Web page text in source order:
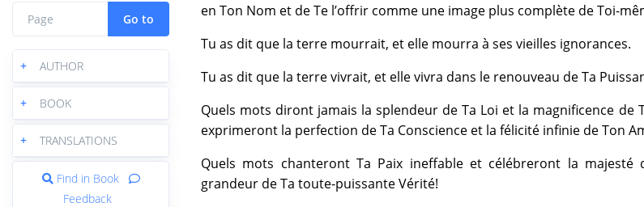
Go to
+ AUTHOR
+ BOOK
+ TRANSLATIONS
Find in Book
Feedback
en Ton Nom et de Te l’offrir comme une image plus complète de Toi-
Tu as dit que la terre mourrait, et elle mourra à ses vieilles ignorances.
Tu as dit que la terre vivrait, et elle vivra dans le renouveau de Ta
Quels mots diront jamais la splendeur de Ta Loi et la magnificence de
exprimeront la perfection de Ta Conscience et la félicité infinie de Ton
Quels mots chanteront Ta Paix ineffable et célébreront la majesté
grandeur de Ta toute-puissante Vérité!